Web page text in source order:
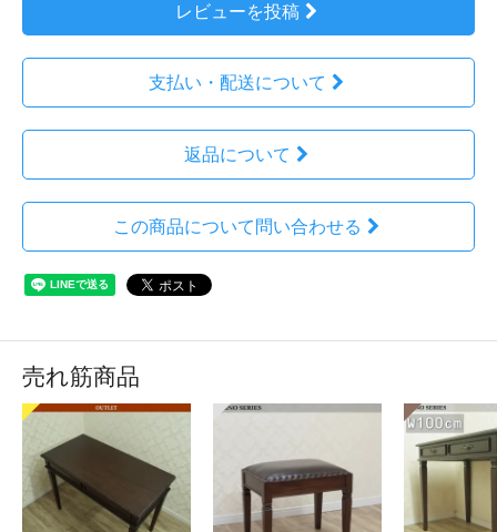
レビューを投稿
支払い・配送について
返品について
この商品について問い合わせる
売れ筋商品